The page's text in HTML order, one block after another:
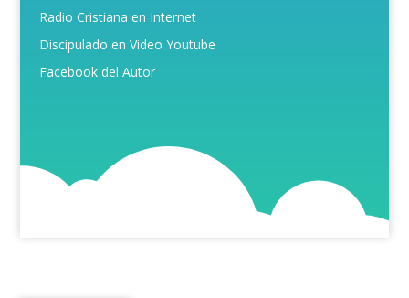
Radio Cristiana en Internet
Discipulado en Video Youtube
Facebook del Autor